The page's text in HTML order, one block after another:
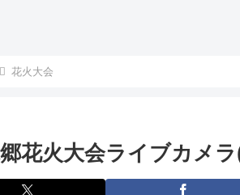
花火大会
花火大会ライブカメ